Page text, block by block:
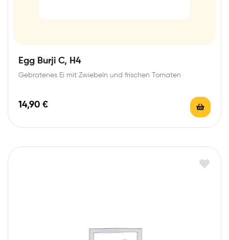
Egg Burji C, H4
Gebratenes Ei mit Zwiebeln und frischen Tomaten
14,90 €